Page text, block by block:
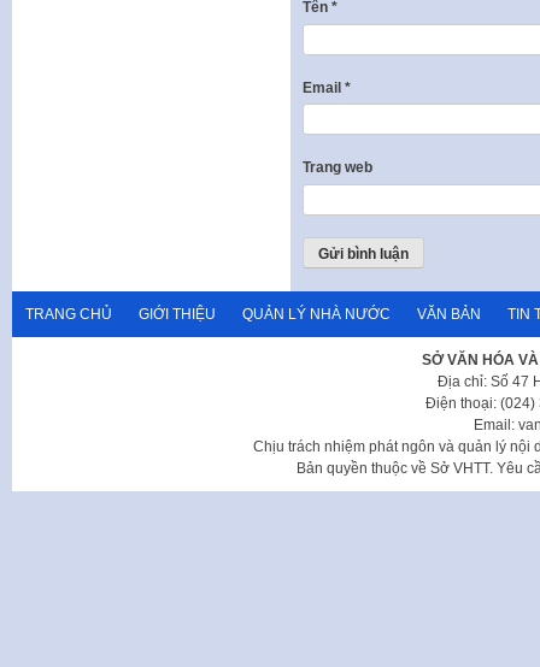
Tên *
Email *
Trang web
TRANG CHỦ GIỚI THIỆU QUẢN LÝ NHÀ NƯỚC VĂN BẢN TIN
SỞ VĂN HÓA
Địa chỉ: Số 47
Điện thoại: (024)
Email:
Chịu trách nhiệm phát ngôn và quản lý nội
Bản quyền thuộc về Sở VHTT. Yêu